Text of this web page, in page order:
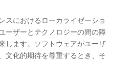
スにおけるローカライゼーショ
ーザーとテクノロジーの間の障
します。ソフトウェアがユーザ
文化的期待を尊重するとき、そ